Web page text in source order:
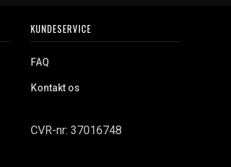
KUNDESERVICE
FAQ
Kontakt os
CVR-nr: 37016748